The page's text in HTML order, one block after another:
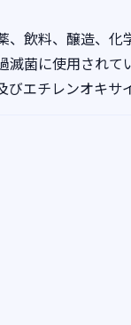
、飲料、醸造、
菌に使用されて
びエチレンオキサ